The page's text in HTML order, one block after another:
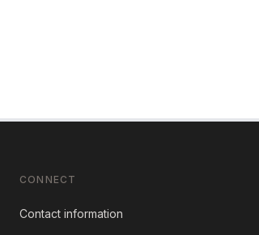
CONNECT
Contact information